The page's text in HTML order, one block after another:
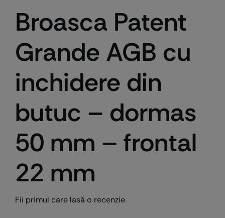
Broasca Patent
Grande AGB cu
inchidere din
butuc – dormas
50 mm – frontal
22 mm
Fii primul care lasă o recenzie.